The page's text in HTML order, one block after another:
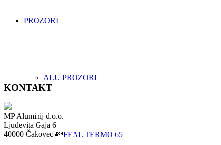
PROZORI
ALU PROZORI
FEAL TERMO 65
KONTAKT
MP Aluminij d.o.o.
Ljudevita Gaja 6
40000 Čakovec 